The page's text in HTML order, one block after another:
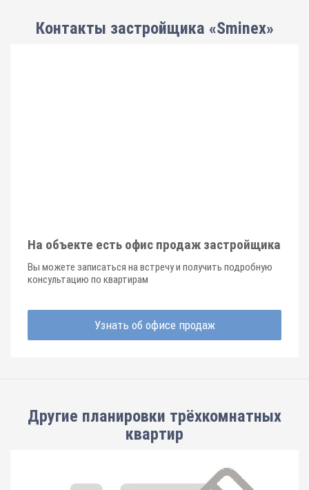
Контакты застройщика «Sminex»
На объекте есть офис продаж застройщика
Вы можете записаться на встречу и получить подробную
консультацию по квартирам
Узнать об офисе продаж
Другие планировки трёхкомнатных
квартир